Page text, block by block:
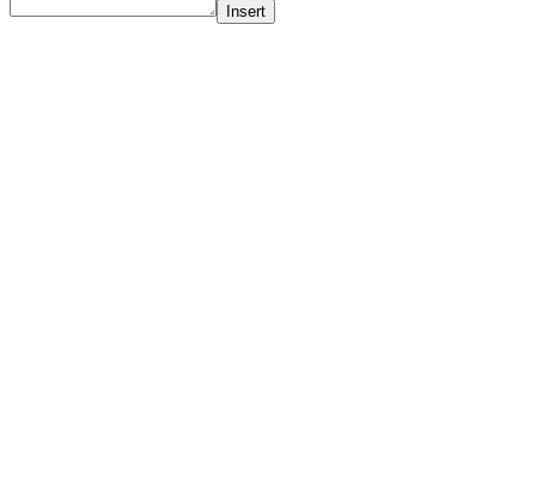
Insert